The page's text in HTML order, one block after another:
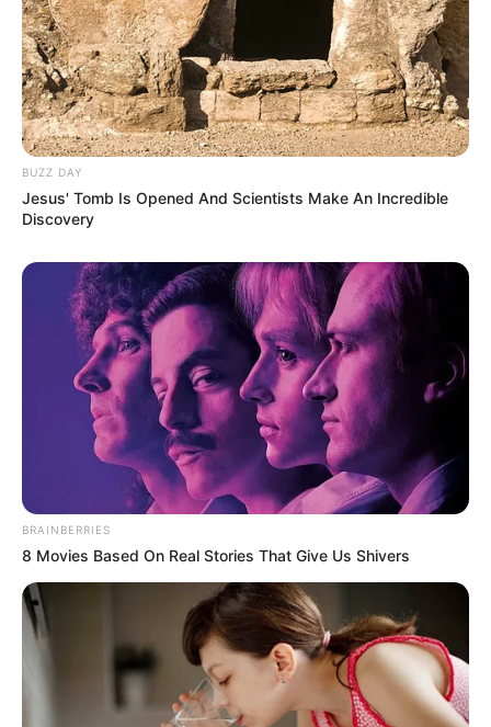
Warna Kulit: Putih
Ukuran Tubuh: –
Ukuran Sepatu: –
Ukuran Baju: –
Pendidikan
SMP Strada Bhakti Utama
SMA Ora Et Labora
Institut Ilmu Fashion Indonesia
Keluarga
Ayah: Jessi Hamid
Ibu: Irine Iknata Imelda Hamid
Saudara Laki-laki: –
Anak: Gilian Gitara Ryanto, Nabuma Melodee Ryanto
Eno Gitara Ryanto
BUZZ DAY
Jesus' Tomb Is Opened And Scientists Make An Incredible
Discovery
BRAINBERRIES
8 Movies Based On Real Stories That Give Us Shivers